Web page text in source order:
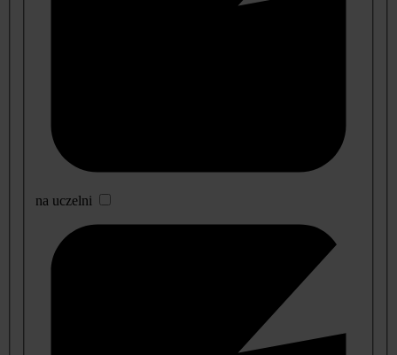
na uczelni